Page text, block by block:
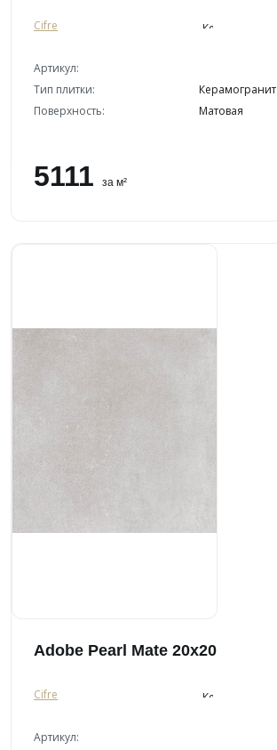
Cifre
Артикул:
Тип плитки:
Керамогранит
Поверхность:
Матовая
5111 за м²
Adobe Pearl Mate 20x20
Cifre
Артикул: